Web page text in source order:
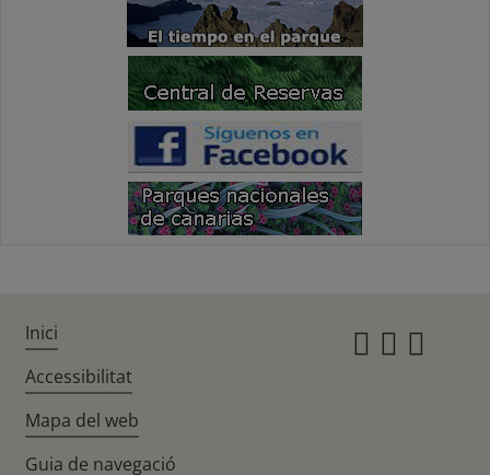
Inici
Accessibilitat
Mapa del web
Guia de navegació